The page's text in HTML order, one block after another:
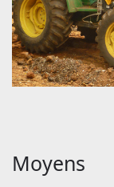
Moyens